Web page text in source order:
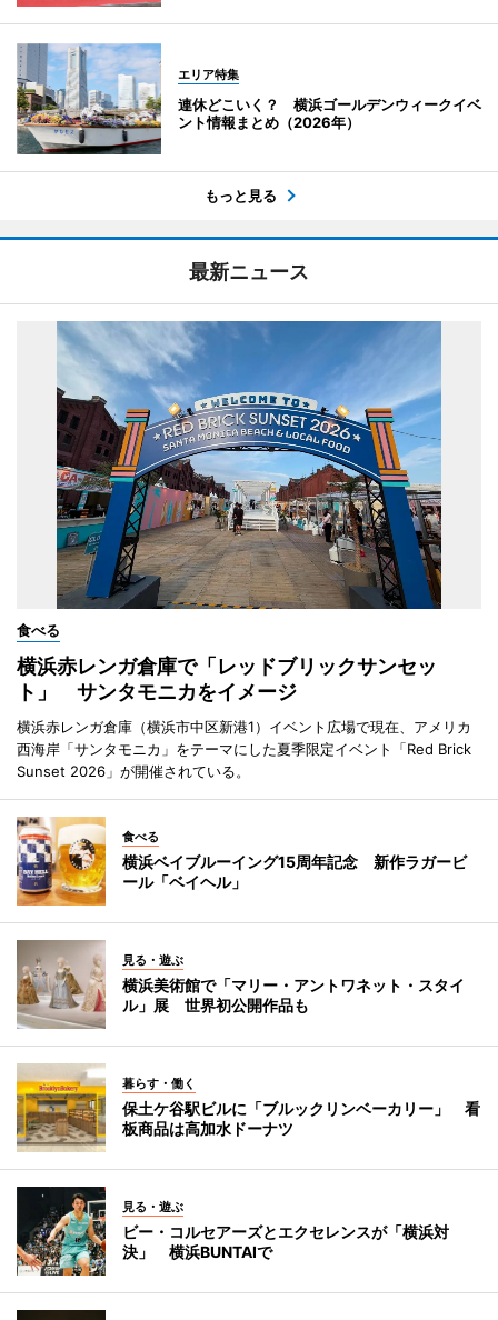
エリア特集
連休どこいく？ 横浜ゴールデンウィークイベ
ント情報まとめ（2026年）
もっと見る
最新ニュース
食べる
横浜赤レンガ倉庫で「レッドブリックサンセッ
ト」 サンタモニカをイメージ
横浜赤レンガ倉庫（横浜市中区新港1）イベント広場で現在、アメリカ
西海岸「サンタモニカ」をテーマにした夏季限定イベント「Red Brick
Sunset 2026」が開催されている。
食べる
横浜ベイブルーイング15周年記念 新作ラガービ
ール「ベイヘル」
見る・遊ぶ
横浜美術館で「マリー・アントワネット・スタイ
ル」展 世界初公開作品も
暮らす・働く
保土ケ谷駅ビルに「ブルックリンベーカリー」 看
板商品は高加水ドーナツ
見る・遊ぶ
ビー・コルセアーズとエクセレンスが「横浜対
決」 横浜BUNTAIで